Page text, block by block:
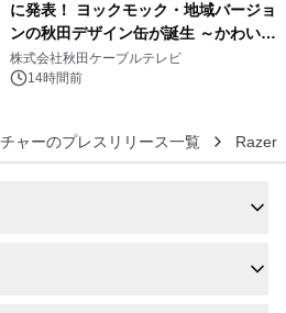
に発表！ ヨックモック・地域バージョ
ンの秋田デザイン缶が誕生 ～かわいい
秋田犬の子犬と秋田の四季と名所を巡
るパッケージ～ 9月1日(火)秋田県内で
株式会社秋田ケーブルテレビ
14時間前
ャーのプレスリリース一覧 Razer